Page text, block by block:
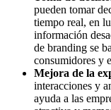
pueden tomar
tiempo real, en
información
de branding se
consumidores y
Mejora de la
interacciones y
ayuda a las